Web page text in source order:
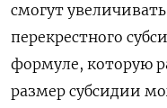
смогут
перекрестного
формуле, которую
размер субсидии